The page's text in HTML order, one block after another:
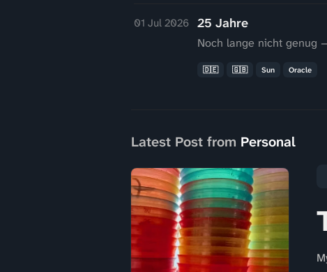
01 Jul 2026 25 Jahre
Noch lange nicht genug
🇩🇪 🇬🇧 Sun Oracle
Latest Post from Personal